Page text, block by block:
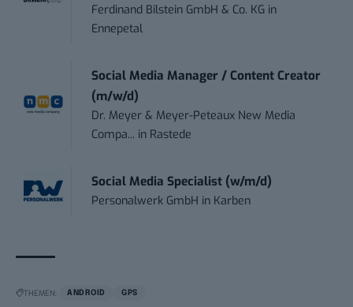
Ferdinand Bilstein GmbH & Co. KG in
Ennepetal
Social Media Manager / Content Creator
(m/w/d)
Dr. Meyer & Meyer-Peteaux New Media
Compa... in Rastede
Social Media Specialist (w/m/d)
Personalwerk GmbH in Karben
THEMEN: ANDROID GPS